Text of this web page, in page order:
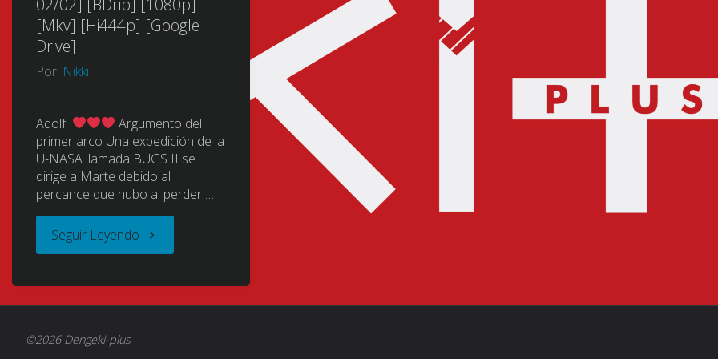
02/02] [BDrip] [1080p]
[Mkv] [Hi444p] [Google
Drive]
Por Nikki
Adolf
Argumento del
primer arco Una expedición de la
U-NASA llamada BUGS II se
dirige a Marte debido al
percance que hubo al perder …
Seguir Leyendo "Terra
(TERRA
©2026 Dengeki-plus